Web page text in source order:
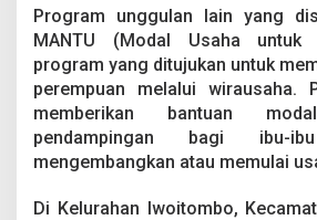
e
m
p
u
a
Program unggulan lain yang
MANTU (Modal Usaha untuk
program yang ditujukan untuk
perempuan melalui wirausaha.
memberikan bantuan
pendampingan bagi ibu-
mengembangkan atau memulai
Di Kelurahan Iwoitombo,